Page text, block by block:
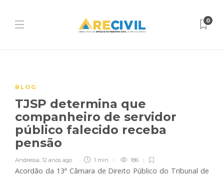
0
BLOG
TJSP determina que
companheiro de servidor
público falecido receba
pensão
Andressa, 12 anos ago 1 min 186
Acordão da 13ª Câmara de Direito Público do Tribunal de